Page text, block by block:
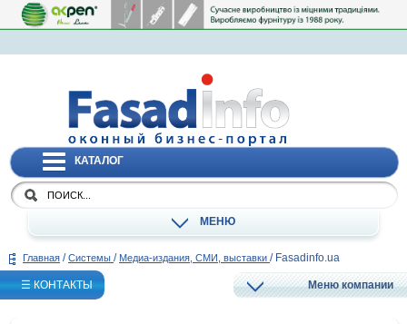
КАТАЛОГ
МЕНЮ
Главная / Системы / Медиа-издания, СМИ, выставки / Fasadinfo.ua
☰ КОНТАКТЫ Меню компании